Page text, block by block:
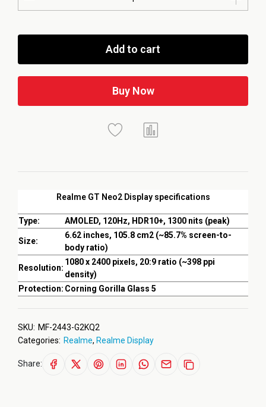
Realme GT Neo2 Display specifications
Type: AMOLED, 120Hz, HDR10+, 1300 nits (peak)
Size:
6.62 inches, 105.8 cm2 (~85.7% screen-to-
body ratio)
Resolution:
1080 x 2400 pixels, 20:9 ratio (~398 ppi
density)
Protection: Corning Gorilla Glass 5
Add to cart
Buy Now
SKU: MF-2443-G2KQ2
Categories: Realme, Realme Display
Share: